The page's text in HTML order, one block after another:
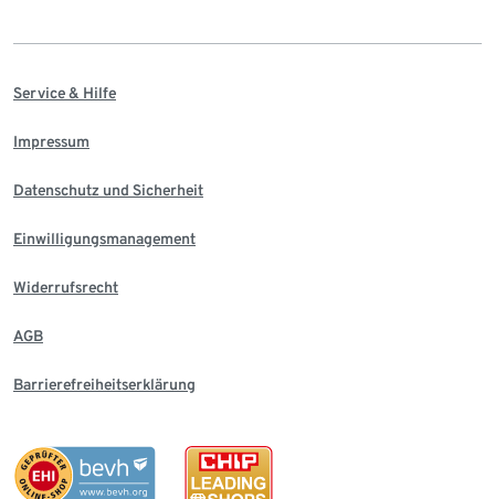
Service & Hilfe
Impressum
Datenschutz und Sicherheit
Einwilligungsmanagement
Widerrufsrecht
AGB
Barrierefreiheitserklärung